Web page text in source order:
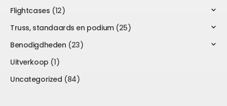
Flightcases (12)
Truss, standaards en podium (25)
Benodigdheden (23)
Uitverkoop (1)
Uncategorized (84)